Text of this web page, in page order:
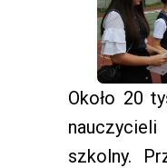
Około 20
szkolny.